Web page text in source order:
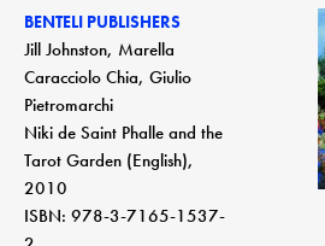
BENTELI PUBLISHERS
Jill Johnston, Marella
Caracciolo Chia, Giulio
Pietromarchi
Niki de Saint Phalle and the
Tarot Garden (English),
2010
ISBN: 978-3-7165-1537-